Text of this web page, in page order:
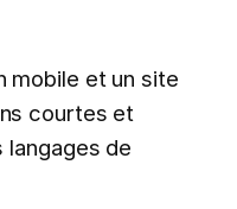
mobile et un site
courtes et
langages de